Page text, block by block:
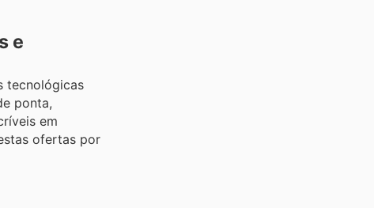
e
tecnológicas
ponta,
em
ofertas por